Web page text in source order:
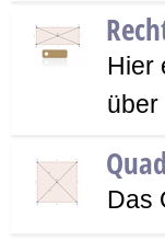
Hier
über
Das